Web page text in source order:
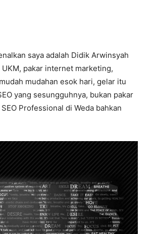
saya adalah Didik Arwinsyah
pakar internet marketing,
mudahan esok hari, gelar itu
yang sesungguhnya, bukan pakar
Professional di Weda bahkan